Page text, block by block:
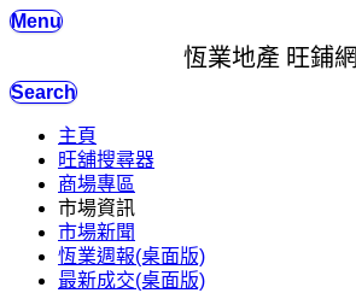
Menu
恆業地產 旺鋪網
Search
主頁
旺舖搜尋器
商場專區
市場資訊
市場新聞
恆業週報(桌面版)
最新成交(桌面版)